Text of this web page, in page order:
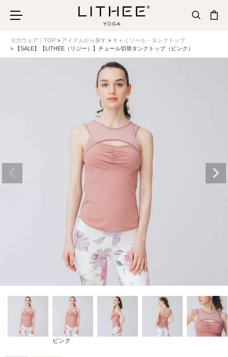
ヨガウェア｜TOP アイテムから探す
キャミソール・タンクトップ
【SALE】【LITHEE（リジー）】チュール切替タンクトップ（ピンク）
ピンク